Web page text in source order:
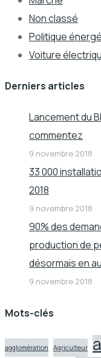
Non classé
Politique
Voiture
Derniers articles
Lancement du
commentez
9 novembre 2018
33 000
2018
9 novembre 2018
90% des
production de
désormais en
9 novembre 2018
Mots-clés
agglomération Agriculteur